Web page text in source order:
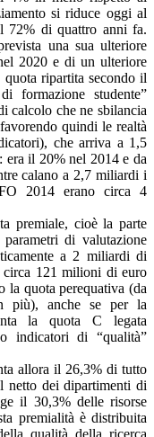
si riduce oggi al
72% di quattro anni fa.
una sua ulteriore
2020 e di un ulteriore
ripartita secondo il
formazione studente”
calcolo che ne sbilancia
quindi le realtà
che arriva a 1,5
il 20% nel 2014 e da
calano a 2,7 miliardi i
2014 erano circa 4
premiale, cioè la parte
di valutazione
a 2 miliardi di
circa 121 milioni di euro
la quota perequativa (da
anche se per la
la quota C legata
indicatori di “qualità”
allora il 26,3% di tutto
dei dipartimenti di
il 30,3% delle risorse
premialità è distribuita